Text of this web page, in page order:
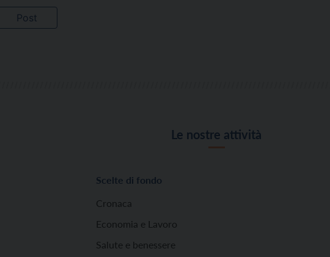
Le nostre attività
Scelte di fondo
Cronaca
Economia e Lavoro
Salute e benessere